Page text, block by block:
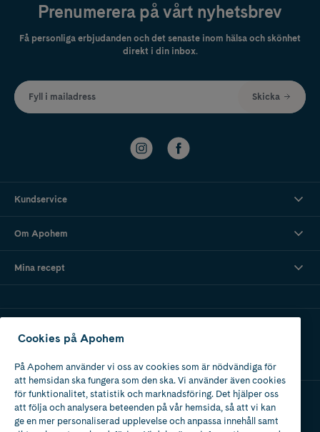
Prenumerera på vårt nyhetsbrev
Få personliga erbjudanden och det senaste inom hälsa och skönhet
direkt i din inbox.
Fyll i mailadress Skicka
Kundservice
Om Apohem
Mina recept
Apotek med tillstånd
av Läkemedelsverket
Cookies på Apohem
På Apohem använder vi oss av cookies som är nödvändiga för
att hemsidan ska fungera som den ska. Vi använder även cookies
för funktionalitet, statistik och marknadsföring. Det hjälper oss
att följa och analysera beteenden på vår hemsida, så att vi kan
ge en mer personaliserad upplevelse och anpassa innehåll samt